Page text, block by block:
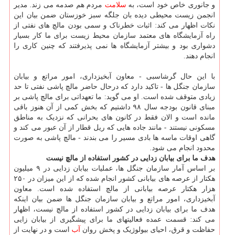
و جانوری خاص خود است، به سلامت مردم هم صدمه می زند. مدیر
انجمن زیست محیطی دیده بان جلگه سبز خوزستان ضمن بیان این
نکات اظهار می کند: اثبات خطرناک و سمی بودن مالچ های نفتی از
راه آزمایشگاه های معتمد سازمان محیط زیست برای ما کار بسیار
دشواری بود و بیشتر آزمایشگاه ها نمی پذیرفتند که چنین کاری را
انجام دهند.
با این حال گرشاسبی - معاون آبخیزداری، امور مراتع و بیابان
سازمان جنگل ها - تاکید دارد که درحال حاضر مالچ پاشی نفتی تا حد
زیادی متوقف شده است. او می گوید: ما تعهداتی برای مالچ پاشی بر
مبنای قانون بودجه سال ۹۸ داشتیم که بخش کمی از آن هنوز باقی
مانده است و الان فقط در کانون های بحرانی که نزدیک به مناطق
مسکونی نیستند - مانند جاده هایی که ریل قطار از آن عبور می کند و
گاهی اوقات ماسه ها بادی مسیر را می بندند - مالچ پاشی به صورت
محدود انجام می شود.
هدف ما برای بیابان زدایی در کشور استفاده از مالچ نیست
بر اساس آمار سازمان جنگل ها، عملیات بیابان زدایی در ۹ میلیون
هکتار از عرصه های بیابانی کشور انجام شده که از این میزان در ۲۵۰
هزار هکتار عرصه بیابانی از مالچ استفاده شده است. معاون
آبخیزداری، امور مراتع و بیابان سازمان جنگل ها ضمن بیان اینکه
هدف ما برای بیابان زدایی در کشور استفاده از مالچ نیست، اظهار
می کند: قسمت عمده فعالیتهای ما برای پیشگیری از بیابان زایی
حفاظت و قرق، احیای بیولوژیک و پخش روان آب است و در نهایت از